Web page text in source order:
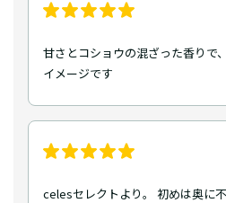
甘さとコショウの混ざった香りで
イメージです
celesセレクトより。 初めは奥に